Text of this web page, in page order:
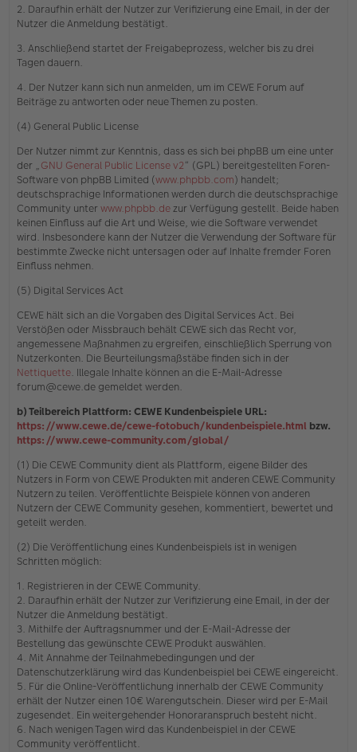
2. Daraufhin erhält der Nutzer zur Verifizierung eine Email, in der der
Nutzer die Anmeldung bestätigt.
3. Anschließend startet der Freigabeprozess, welcher bis zu drei
Tagen dauern.
4. Der Nutzer kann sich nun anmelden, um im CEWE Forum auf
Beiträge zu antworten oder neue Themen zu posten.
(4) General Public License
Der Nutzer nimmt zur Kenntnis, dass es sich bei phpBB um eine unter
der „GNU General Public License v2“ (GPL) bereitgestellten Foren-
Software von phpBB Limited (www.phpbb.com) handelt;
deutschsprachige Informationen werden durch die deutschsprachige
Community unter www.phpbb.dezur Verfügung gestellt. Beide haben
keinen Einfluss auf die Art und Weise, wie die Software verwendet
wird. Insbesondere kann der Nutzer die Verwendung der Software für
bestimmte Zwecke nicht untersagen oder auf Inhalte fremder Foren
Einfluss nehmen.
(5) Digital Services Act
CEWE hält sich an die Vorgaben des Digital Services Act. Bei
Verstößen oder Missbrauch behält CEWE sich das Recht vor,
angemessene Maßnahmen zu ergreifen, einschließlich Sperrung von
Nutzerkonten. Die Beurteilungsmaßstäbe finden sich in der
Nettiquette. Illegale Inhalte können an die E-Mail-Adresse
forum@cewe.de gemeldet werden.
b) Teilbereich Plattform: CEWE Kundenbeispiele URL:
https://www.cewe.de/cewe-fotobuch/kundenbeispiele.html bzw.
https://www.cewe-community.com/global/
(1) Die CEWE Community dient als Plattform, eigene Bilder des
Nutzers in Form von CEWE Produkten mit anderen CEWE Community
Nutzern zu teilen. Veröffentlichte Beispiele können von anderen
Nutzern der CEWE Community gesehen, kommentiert, bewertet und
geteilt werden.
(2) Die Veröffentlichung eines Kundenbeispiels ist in wenigen
Schritten möglich:
1. Registrieren in der CEWE Community.
2. Daraufhin erhält der Nutzer zur Verifizierung eine Email, in der der
Nutzer die Anmeldung bestätigt.
3. Mithilfe der Auftragsnummer und der E-Mail-Adresse der
Bestellung das gewünschte CEWE Produkt auswählen.
4. Mit Annahme der Teilnahmebedingungen und der
Datenschutzerklärung wird das Kundenbeispiel bei CEWE eingereicht.
5. Für die Online-Veröffentlichung innerhalb der CEWE Community
erhält der Nutzer einen 10€ Warengutschein. Dieser wird per E-Mail
zugesendet. Ein weitergehender Honoraranspruch besteht nicht.
6. Nach wenigen Tagen wird das Kundenbeispiel in der CEWE
Community veröffentlicht.